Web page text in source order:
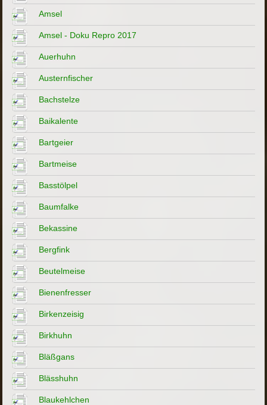
Amsel
Amsel - Doku Repro 2017
Auerhuhn
Austernfischer
Bachstelze
Baikalente
Bartgeier
Bartmeise
Basstölpel
Baumfalke
Bekassine
Bergfink
Beutelmeise
Bienenfresser
Birkenzeisig
Birkhuhn
Bläßgans
Blässhuhn
Blaukehlchen